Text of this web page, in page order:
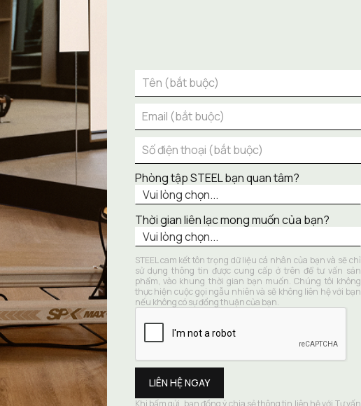
Phòng tập STEEL bạn quan tâm?
Thời gian liên lạc mong muốn của bạn?
STEEL cam kết tôn trọng dữ liệu cá nhân của bạn và sẽ chỉ
sử dụng thông tin được cung cấp ở trên để tư vấn sản
phẩm, vào khung thời gian bạn muốn. Chúng tôi không
thực hiện cuộc gọi ngẫu nhiên và sẽ không liên hệ với bạn
nếu không có sự đồng thuận của bạn.
Khi bấm gửi, bạn đồng ý chia sẻ thông tin liên hệ với Tư vấn